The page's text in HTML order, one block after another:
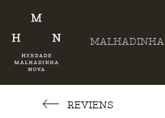
MALHADINHA
REVIENS